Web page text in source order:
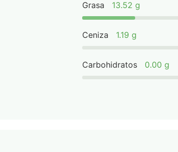
Grasa 13.52 g
Ceniza 1.19 g
Carbohidratos 0.00 g